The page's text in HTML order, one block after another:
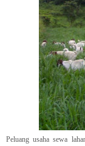
Peluang usaha sewa